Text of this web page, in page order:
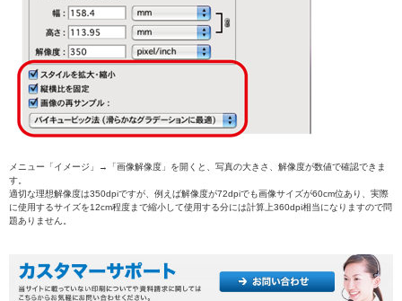
メニュー「イメージ」→「画像解像度」を開くと、写真の大きさ、解像度が数値で確認できま
す。
適切な理想解像度は350dpiですが、例えば解像度が72dpiでも画像サイズが60cm位あり、実際
に使用するサイズを12cm程度まで縮小して使用する分には計算上360dpi相当になりますので問
題ありません。